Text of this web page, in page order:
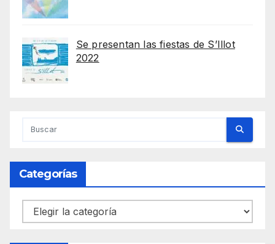
Se presentan las fiestas de S’Illot
2022
Categorías
Categorías